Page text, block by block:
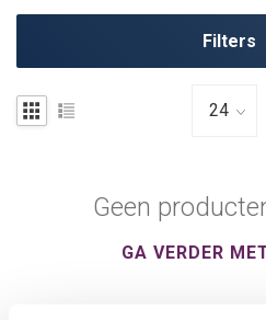
Filters
Geen
GA VERDER